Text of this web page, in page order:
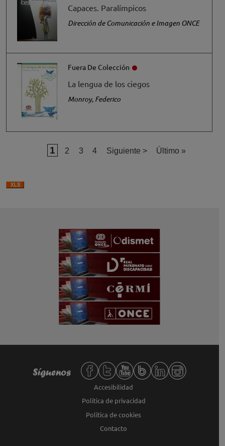
Capaces. Paralímpicos
Dirección de Comunicación e Imagen ONCE
Fuera De Colección
La lengua de los ciegos
Monroy, Federico
Página actual
1 Página
2 Página
3 Página
4 Siguiente página
Siguiente > Última página
Último »
Redes sociales de Fundación ONCE,
Síguenos
Accesibilidad
Política de privacidad
Política de cookies
Contacto